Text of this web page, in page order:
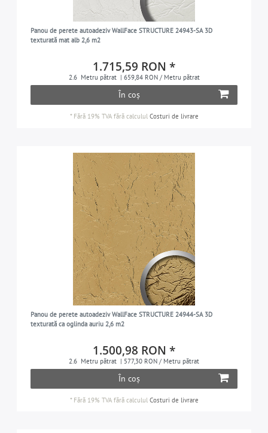
Panou de perete autoadeziv WallFace STRUCTURE 24943-SA 3D
texturată mat alb 2,6 m2
1.715,59 RON *
2.6 Metru pătrat | 659,84 RON / Metru pătrat
În coș
* Fără 19% TVAfără calculul Costuri de livrare
Panou de perete autoadeziv WallFace STRUCTURE 24944-SA 3D
texturată ca oglinda auriu 2,6 m2
1.500,98 RON *
2.6 Metru pătrat | 577,30 RON / Metru pătrat
În coș
* Fără 19% TVAfără calculul Costuri de livrare